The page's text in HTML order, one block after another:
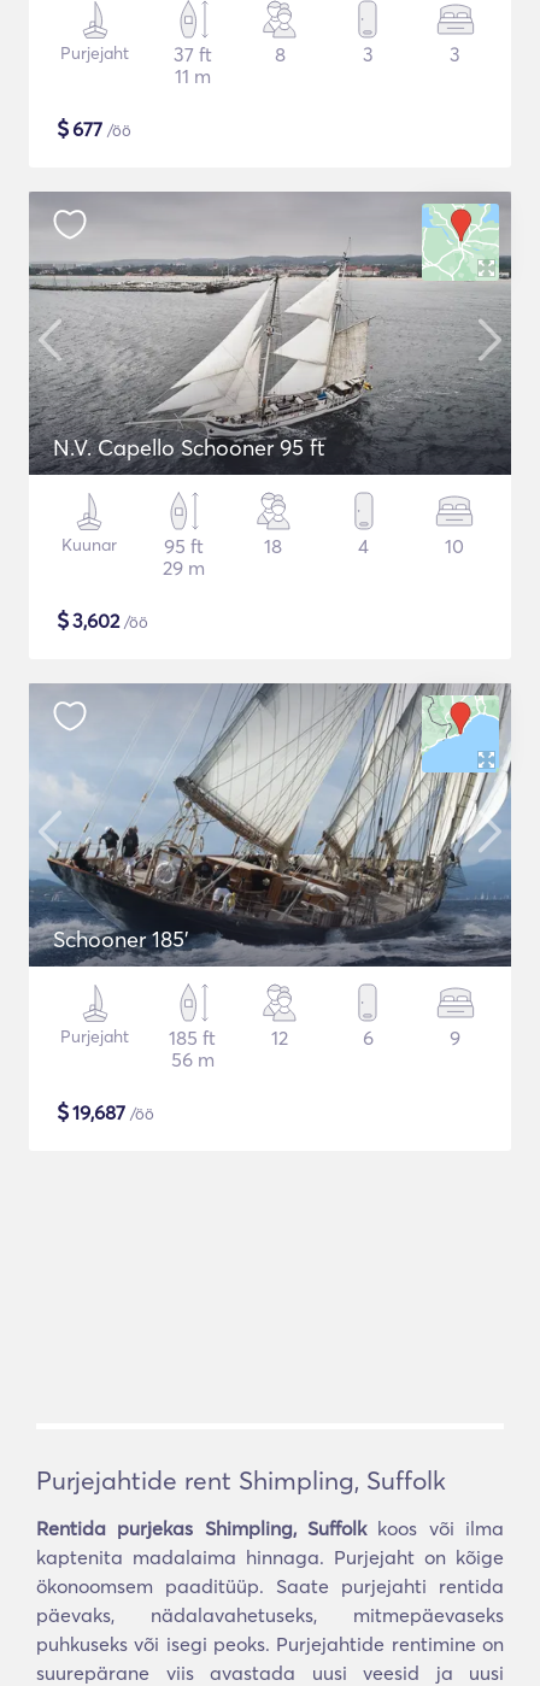
Purjejaht
37 ft
11 m
8 3 3
$677 /öö
N.V. Capello Schooner 95 ft
Kuunar
95 ft
29 m
18 4 10
$3,602/öö
Schooner 185'
Purjejaht
185 ft
56 m
12 6 9
$19,687 /öö
Purjejahtide rent Shimpling, Suffolk
Rentida purjekas Shimpling, Suffolkkoos või ilma
kaptenita madalaima hinnaga. Purjejaht on kõige
ökonoomsem paaditüüp. Saate purjejahti rentida
päevaks, nädalavahetuseks, mitmepäevaseks
puhkuseks või isegi peoks. Purjejahtide rentimine on
suurepärane viis avastada uusi veesid ja uusi